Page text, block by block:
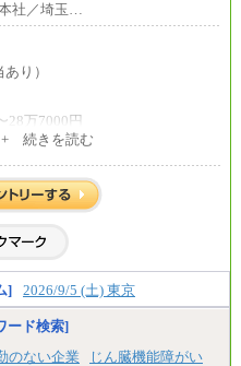
社／埼玉…
り）
28万7000円
万1200円
ト・時給制】
岡/1,240円～、滋賀/1,220円
登用制度あり
スキル・経験に応じて、決定
変更はございません
+ 続きを読む
] 2026/9/5 (土) 東京
ード検索]
のない企業
じん臓機能障がい